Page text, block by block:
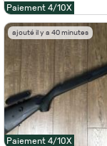
Paiement 4/10X
ajouté il y a 40 minutes
Paiement 4/10X